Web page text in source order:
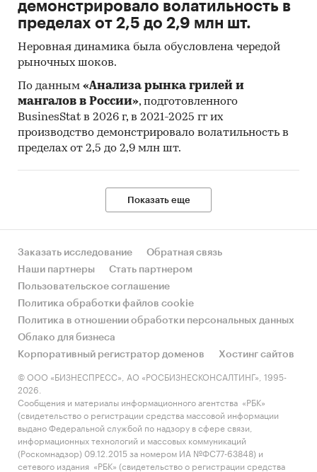
демонстрировало волатильность в
пределах от 2,5 до 2,9 млн шт.
Неровная динамика была обусловлена чередой
рыночных шоков.
По данным «Анализа рынка грилей и
мангалов в России», подготовленного
BusinesStat в 2026 г, в 2021-2025 гг их
производство демонстрировало волатильность в
пределах от 2,5 до 2,9 млн шт.
Показать еще
Заказать исследование
Обратная связь
Наши партнеры
Стать партнером
Пользовательское соглашение
Политика обработки файлов cookie
Политика в отношении обработки персональных данных
Облако для бизнеса
Корпоративный регистратор доменов
Хостинг сайтов
© ООО «БИЗНЕСПРЕСС», АО «РОСБИЗНЕСКОНСАЛТИНГ», 1995-
2026.
Сообщения и материалы информационного агентства «РБК»
(свидетельство о регистрации средства массовой информации
выдано Федеральной службой по надзору в сфере связи,
информационных технологий и массовых коммуникаций
(Роскомнадзор) 09.12.2015 за номером ИА №ФС77-63848) и
сетевого издания «РБК» (свидетельство о регистрации средства